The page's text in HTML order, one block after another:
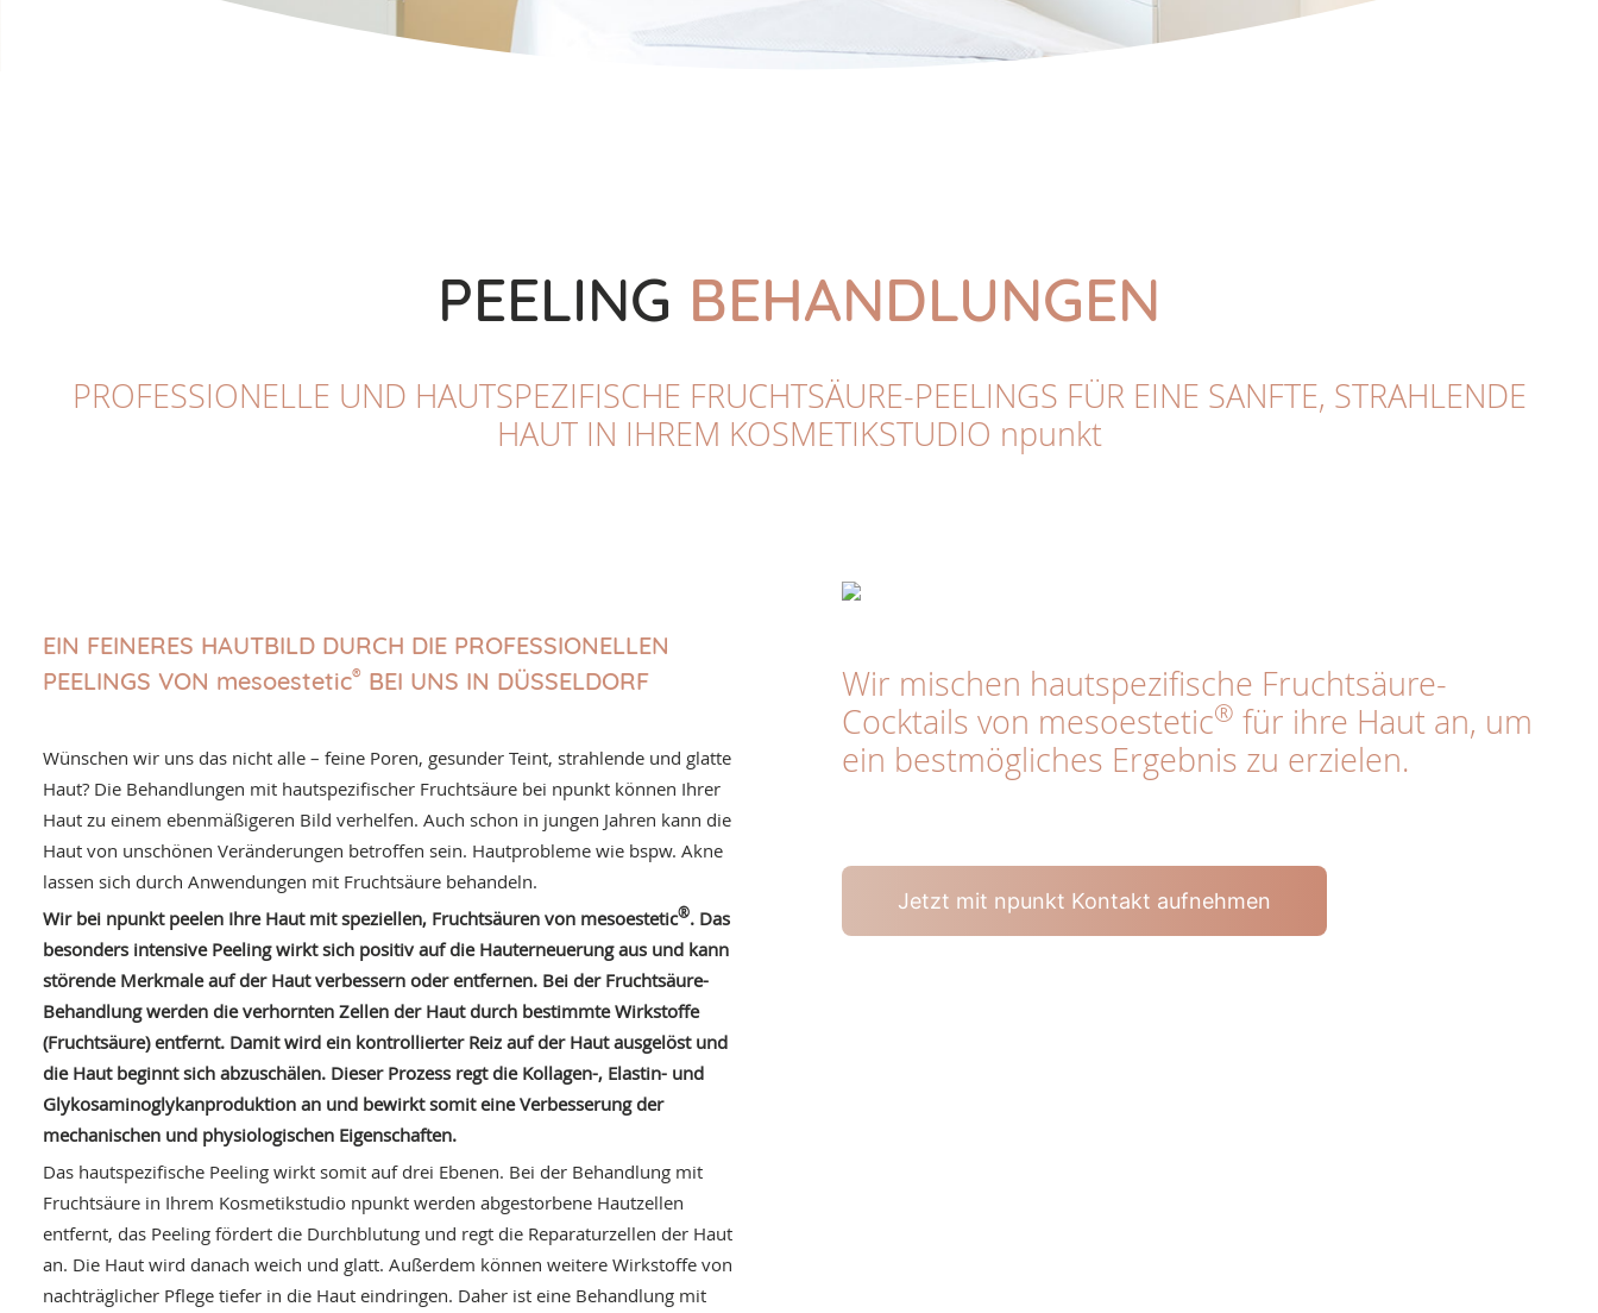
PEELING BEHANDLUNGEN
PROFESSIONELLE UND HAUTSPEZIFISCHE FRUCHTSÄURE-PEELINGS FÜR EINE SANFTE, STRAHLENDE
HAUT IN IHREM KOSMETIKSTUDIO npunkt
EIN FEINERES HAUTBILD DURCH DIE PROFESSIONELLEN
PEELINGS VON mesoestetic® BEI UNS IN DÜSSELDORF
Wünschen wir uns das nicht alle – feine Poren, gesunder Teint, strahlende und glatte
Haut? Die Behandlungen mit hautspezifischer Fruchtsäure bei npunkt können Ihrer
Haut zu einem ebenmäßigeren Bild verhelfen. Auch schon in jungen Jahren kann die
Haut von unschönen Veränderungen betroffen sein. Hautprobleme wie bspw. Akne
lassen sich durch Anwendungen mit Fruchtsäure behandeln.
Wir bei npunkt peelen Ihre Haut mit speziellen, Fruchtsäuren von mesoestetic®. Das
besonders intensive Peeling wirkt sich positiv auf die Hauterneuerung aus und kann
störende Merkmale auf der Haut verbessern oder entfernen. Bei der Fruchtsäure-
Behandlung werden die verhornten Zellen der Haut durch bestimmte Wirkstoffe
(Fruchtsäure) entfernt. Damit wird ein kontrollierter Reiz auf der Haut ausgelöst und
die Haut beginnt sich abzuschälen. Dieser Prozess regt die Kollagen-, Elastin- und
Glykosaminoglykanproduktion an und bewirkt somit eine Verbesserung der
mechanischen und physiologischen Eigenschaften.
Das hautspezifische Peeling wirkt somit auf drei Ebenen. Bei der Behandlung mit
Fruchtsäure in Ihrem Kosmetikstudio npunkt werden abgestorbene Hautzellen
entfernt, das Peeling fördert die Durchblutung und regt die Reparaturzellen der Haut
an. Die Haut wird danach weich und glatt. Außerdem können weitere Wirkstoffe von
nachträglicher Pflege tiefer in die Haut eindringen. Daher ist eine Behandlung mit
Wir mischen hautspezifische Fruchtsäure-
Cocktails von mesoestetic® für ihre Haut an, um
ein bestmögliches Ergebnis zu erzielen.
Jetzt mit npunkt Kontakt aufnehmen